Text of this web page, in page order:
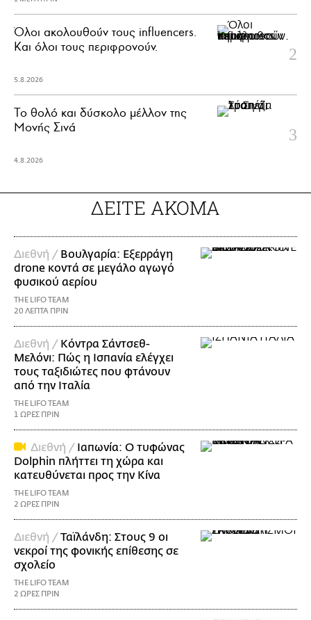
Όλοι ακολουθούν τους influencers.
Και όλοι τους περιφρονούν.
5.8.2026
Το θολό και δύσκολο μέλλον της
Μονής Σινά
4.8.2026
ΔΕΙΤΕ ΑΚΟΜΑ
Διεθνή / Βουλγαρία: Εξερράγη
drone κοντά σε μεγάλο αγωγό
φυσικού αερίου
THE LIFO TEAM
20 ΛΕΠΤΑ ΠΡΙΝ
Διεθνή / Κόντρα Σάντσεθ-
Μελόνι: Πώς η Ισπανία ελέγχει
τους ταξιδιώτες που φτάνουν
από την Ιταλία
THE LIFO TEAM
1 ΩΡΕΣ ΠΡΙΝ
Διεθνή / Ιαπωνία: Ο τυφώνας
Dolphin πλήττει τη χώρα και
κατευθύνεται προς την Κίνα
THE LIFO TEAM
2 ΩΡΕΣ ΠΡΙΝ
Διεθνή /Ταϊλάνδη: Στους 9 οι
νεκροί της φονικής επίθεσης σε
σχολείο
THE LIFO TEAM
2 ΩΡΕΣ ΠΡΙΝ